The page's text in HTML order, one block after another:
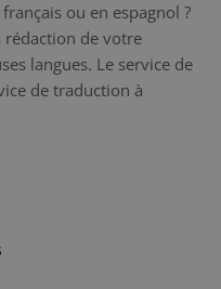
ou en espagnol ?
rédaction de votre
langues. Le service de
de traduction à